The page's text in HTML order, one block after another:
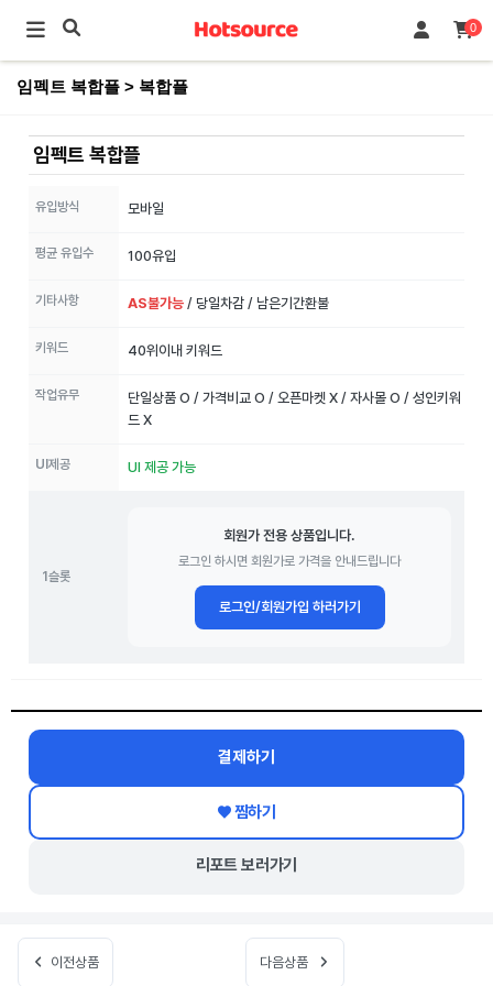
0
임펙트 복합플 > 복합플
임펙트 복합플
유입방식 모바일
평균 유입수 100유입
기타사항 AS불가능 / 당일차감 / 남은기간환불
키워드 40위이내 키워드
작업유무
단일상품 O / 가격비교 O / 오픈마켓 X / 자사몰 O / 성인키워
드 X
UI제공 UI 제공 가능
1슬롯
회원가 전용 상품입니다.
로그인 하시면 회원가로 가격을 안내드립니다
로그인/회원가입 하러가기
결제하기
리포트 보러가기
이전상품 다음상품